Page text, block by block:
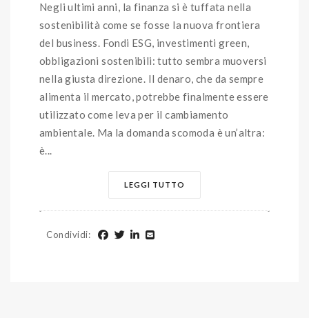
Negli ultimi anni, la finanza si è tuffata nella
sostenibilità come se fosse la nuova frontiera
del business. Fondi ESG, investimenti green,
obbligazioni sostenibili: tutto sembra muoversi
nella giusta direzione. Il denaro, che da sempre
alimenta il mercato, potrebbe finalmente essere
utilizzato come leva per il cambiamento
ambientale. Ma la domanda scomoda è un’altra:
è...
LEGGI TUTTO
Condividi: